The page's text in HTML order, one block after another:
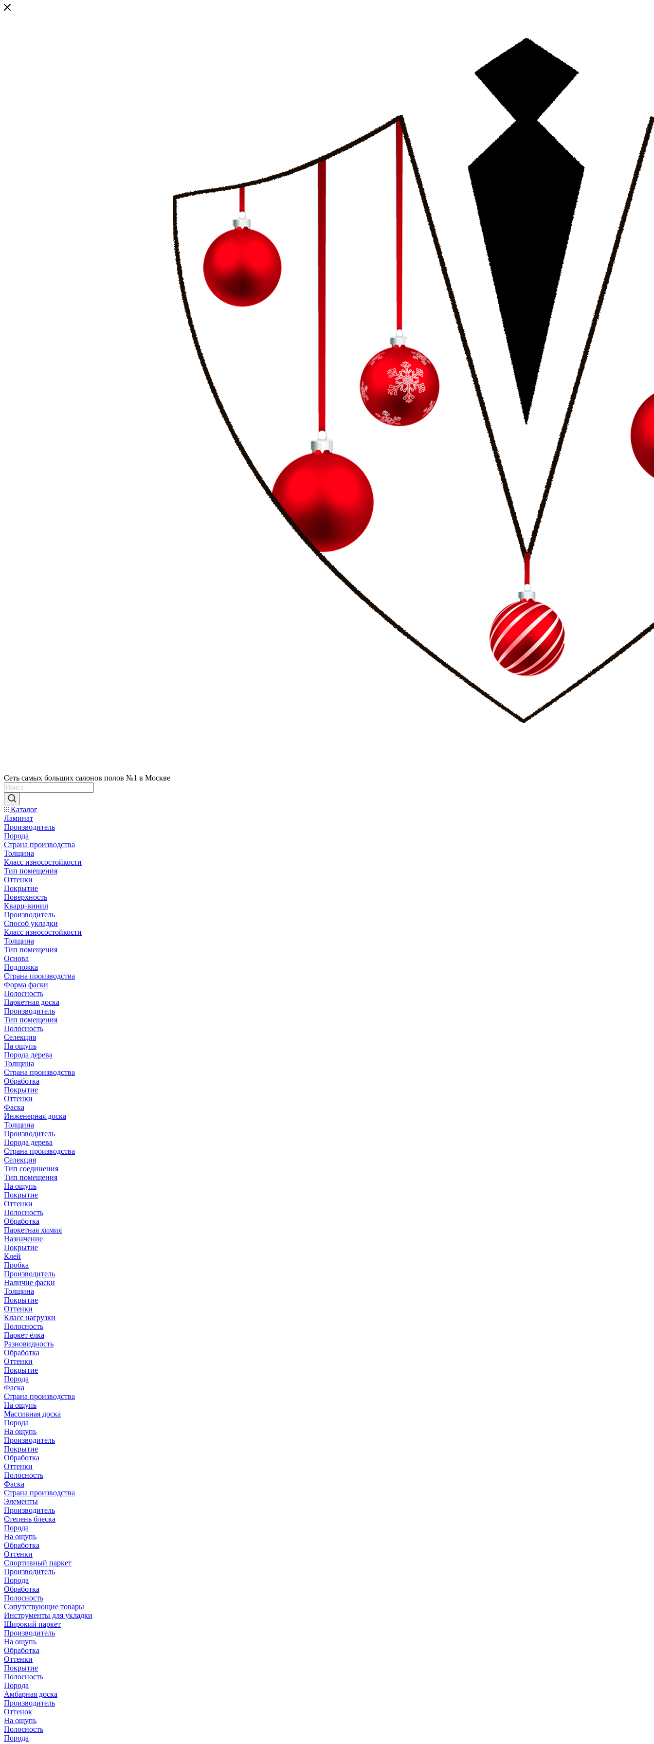
Сеть самых больших салонов полов №1 в Москве
Каталог
Ламинат
Производитель
Порода
Страна производства
Толщина
Класс износостойкости
Тип помещения
Оттенки
Покрытие
Поверхность
Кварц-винил
Производитель
Способ укладки
Класс износостойкости
Толщина
Тип помещения
Основа
Подложка
Страна производства
Форма фаски
Полосность
Паркетная доска
Производитель
Тип помещения
Полосность
Селекция
На ощупь
Порода дерева
Толщина
Страна производства
Обработка
Покрытие
Оттенки
Фаска
Инженерная доска
Толщина
Производитель
Порода дерева
Страна производства
Селекция
Тип соединения
Тип помещения
На ощупь
Покрытие
Оттенки
Полосность
Обработка
Паркетная химия
Назначение
Покрытие
Клей
Пробка
Производитель
Наличие фаски
Толщина
Покрытие
Оттенки
Класс нагрузки
Полосность
Паркет ёлка
Разновидность
Обработка
Оттенки
Покрытие
Порода
Фаска
Страна производства
На ощупь
Массивная доска
Порода
На ощупь
Производитель
Покрытие
Обработка
Оттенки
Полосность
Фаска
Страна производства
Элементы
Производитель
Степень блеска
Порода
На ощупь
Обработка
Оттенки
Спортивный паркет
Производитель
Порода
Обработка
Полосность
Сопутствующие товары
Инструменты для укладки
Широкий паркет
Производитель
На ощупь
Обработка
Оттенки
Покрытие
Полосность
Порода
Амбарная доска
Производитель
Оттенок
На ощупь
Полосность
Порода